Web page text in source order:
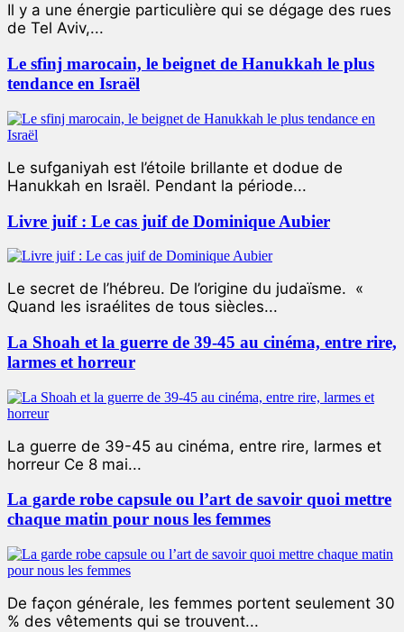
Il y a une énergie particulière qui se dégage des rues
de Tel Aviv,...
Le sfinj marocain, le beignet de Hanukkah le plus
tendance en Israël
Le sufganiyah est l’étoile brillante et dodue de
Hanukkah en Israël. Pendant la période...
Livre juif : Le cas juif de Dominique Aubier
Le secret de l’hébreu. De l’origine du judaïsme. «
Quand les israélites de tous siècles...
La Shoah et la guerre de 39-45 au cinéma, entre rire,
larmes et horreur
La guerre de 39-45 au cinéma, entre rire, larmes et
horreur Ce 8 mai...
La garde robe capsule ou l’art de savoir quoi mettre
chaque matin pour nous les femmes
De façon générale, les femmes portent seulement 30
% des vêtements qui se trouvent...